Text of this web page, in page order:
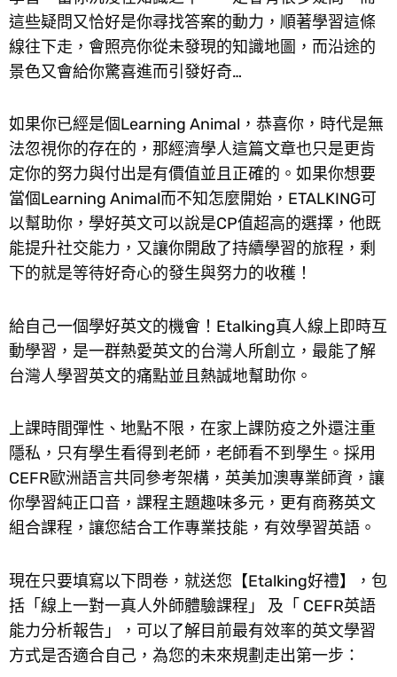
這些疑問又恰好是你尋找答案的動力，順著學習這條
線往下走，會照亮你從未發現的知識地圖，而沿途的
景色又會給你驚喜進而引發好奇…
如果你已經是個Learning Animal，恭喜你，時代是無
法忽視你的存在的，那經濟學人這篇文章也只是更肯
定你的努力與付出是有價值並且正確的。如果你想要
當個Learning Animal而不知怎麼開始，ETALKING可
以幫助你，學好英文可以說是CP值超高的選擇，他既
能提升社交能力，又讓你開啟了持續學習的旅程，剩
下的就是等待好奇心的發生與努力的收穫！
給自己一個學好英文的機會！Etalking真人線上即時互
動學習，是一群熱愛英文的台灣人所創立，最能了解
台灣人學習英文的痛點並且熱誠地幫助你。
上課時間彈性、地點不限，在家上課防疫之外還注重
隱私，只有學生看得到老師，老師看不到學生。採用
CEFR歐洲語言共同參考架構，英美加澳專業師資，讓
你學習純正口音，課程主題趣味多元，更有商務英文
組合課程，讓您結合工作專業技能，有效學習英語。
現在只要填寫以下問卷，就送您【Etalking好禮】，包
括「線上一對一真人外師體驗課程」 及「 CEFR英語
能力分析報告」，可以了解目前最有效率的英文學習
方式是否適合自己，為您的未來規劃走出第一步：